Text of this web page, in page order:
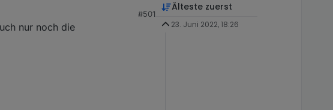
#501
nur noch die
Älteste zuerst
23. Juni 2022, 18:26